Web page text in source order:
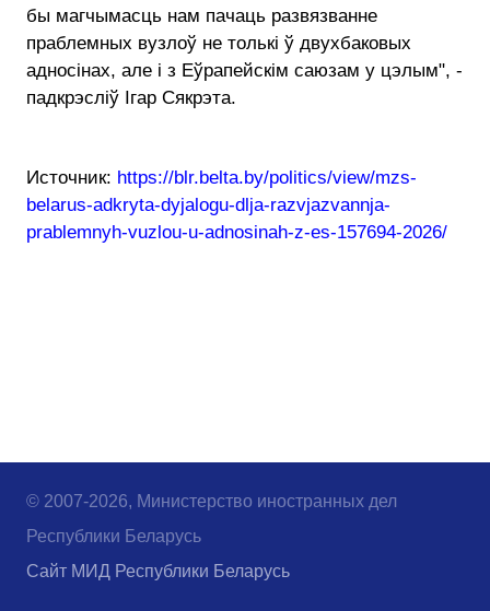
бы магчымасць нам пачаць развязванне
праблемных вузлоў не толькі ў двухбаковых
адносінах, але і з Еўрапейскім саюзам у цэлым", -
падкрэсліў Ігар Сякрэта.
Источник: https://blr.belta.by/politics/view/mzs-
belarus-adkryta-dyjalogu-dlja-razvjazvannja-
prablemnyh-vuzlou-u-adnosinah-z-es-157694-2026/
© 2007-2026, Министерство иностранных дел
Республики Беларусь
Сайт МИД Республики Беларусь